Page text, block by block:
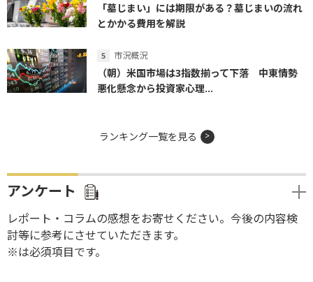
「墓じまい」には期限がある？墓じまいの流れ
とかかる費用を解説
市況概況
（朝）米国市場は3指数揃って下落 中東情勢
悪化懸念から投資家心理...
ランキング一覧を見る
アンケート
レポート・コラムの感想をお寄せください。今後の内容検
討等に参考にさせていただきます。
※は必須項目です。